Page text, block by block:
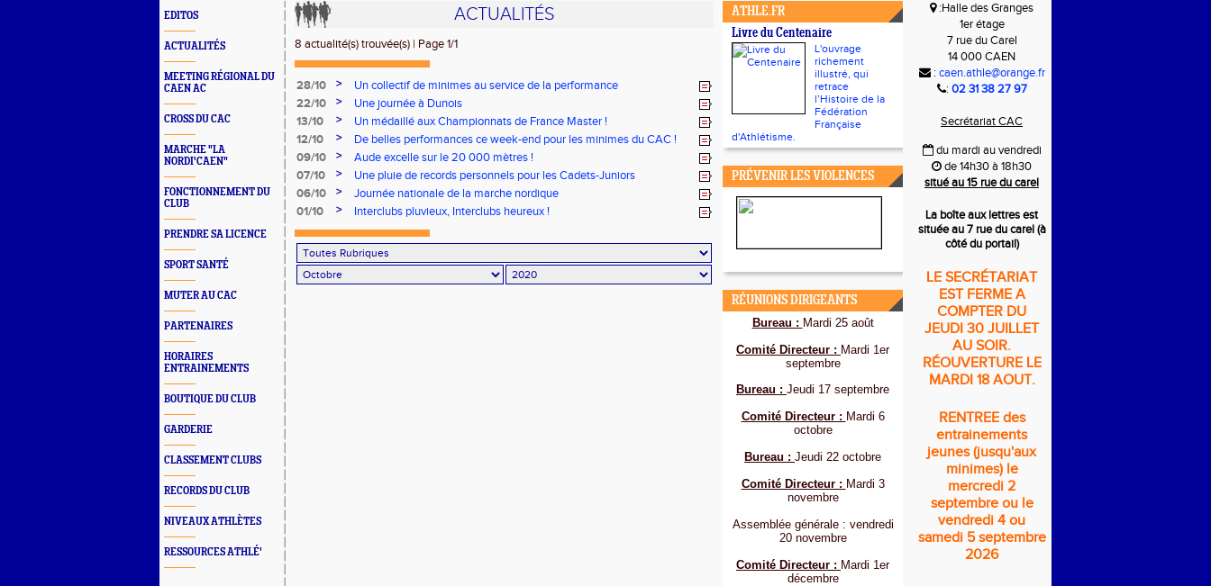
EDITOS
ACTUALITÉS
MEETING RÉGIONAL DU
CAEN AC
CROSS DU CAC
MARCHE "LA
NORDI'CAEN"
FONCTIONNEMENT DU
CLUB
PRENDRE SA LICENCE
SPORT SANTÉ
MUTER AU CAC
PARTENAIRES
HORAIRES
ENTRAINEMENTS
BOUTIQUE DU CLUB
GARDERIE
CLASSEMENT CLUBS
RECORDS DU CLUB
NIVEAUX ATHLÈTES
RESSOURCES ATHLÉ'
ACTUALITÉS
8 actualité(s) trouvée(s) | Page 1/1
28/10 >
Un collectif de minimes au service de la performance
22/10
>
Une journée à Dunois
13/10
>
Un médaillé aux Championnats de France Master !
12/10
>
De belles performances ce week-end pour les minimes du CAC !
09/10
>
Aude excelle sur le 20 000 mètres !
07/10
>
Une pluie de records personnels pour les Cadets-Juniors
06/10
>
Journée nationale de la marche nordique
01/10
> Interclubs pluvieux, Interclubs heureux !
ATHLE.FR
Livre du Centenaire
L'ouvrage
richement
illustré, qui
retrace
l’Histoire de la
Fédération
Française
d'Athlétisme.
PRÉVENIR LES VIOLENCES
RÉUNIONS DIRIGEANTS
Bureau : Mardi 25 août
Comité Directeur : Mardi 1er
septembre
Bureau : Jeudi 17 septembre
Comité Directeur : Mardi 6
octobre
Bureau : Jeudi 22 octobre
Comité Directeur : Mardi 3
novembre
Assemblée générale : vendredi
20 novembre
Comité Directeur : Mardi 1er
décembre
:Halle des Granges
1er étage
7 rue du Carel
14 000 CAEN
: caen.athle@orange.fr
: 02 31 38 27 97
Secrétariat CAC
du mardi au vendredi
de 14h30 à 18h30
situé au 15 rue du carel
La boîte aux lettres est
située au 7 rue du carel (à
côté du portail)
LE SECRÉTARIAT
EST FERME A
COMPTER DU
JEUDI 30 JUILLET
AU SOIR.
RÉOUVERTURE LE
MARDI 18 AOUT.
RENTREE des
entrainements
jeunes (jusqu'aux
minimes) le
mercredi 2
septembre ou le
vendredi 4 ou
samedi 5 septembre
2026